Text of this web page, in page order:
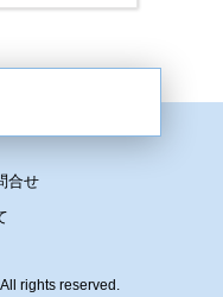
rights reserved.